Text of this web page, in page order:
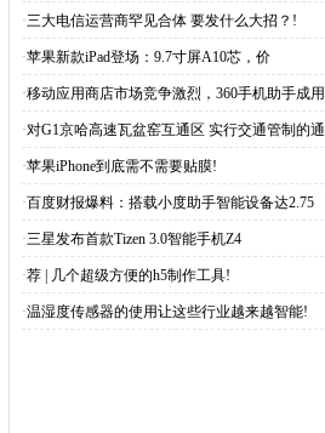
·三大电信运营商罕见合体 要发什么大招？!
·苹果新款iPad登场：9.7寸屏A10芯，价
·移动应用商店市场竞争激烈，360手机助手成用
·对G1京哈高速瓦盆窑互通区 实行交通管制的通
·苹果iPhone到底需不需要贴膜!
·百度财报爆料：搭载小度助手智能设备达2.75
·三星发布首款Tizen 3.0智能手机Z4
·荐 | 几个超级方便的h5制作工具!
·温湿度传感器的使用让这些行业越来越智能!